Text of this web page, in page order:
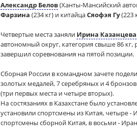
Александр Белов(Ханты-Мансийский
Фарзина (234 кг) и китайцаСяофэя Гу(223
Четвертые места заняли Ирина Казанцева
автономный округ, категория свыше 86 кг,
завершил соревнования на пятой позиции.
Сборная России в командном зачете
золотых медалей, 7 серебряных и 4
(три первых места и четыре вторых).
На состязаниях в Казахстане было
установили спортсмены из Китая, четыре
спортсмены сборной Китая, в восьми -